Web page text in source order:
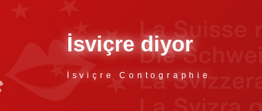
İsviçre diyor
İsviçre Contographie